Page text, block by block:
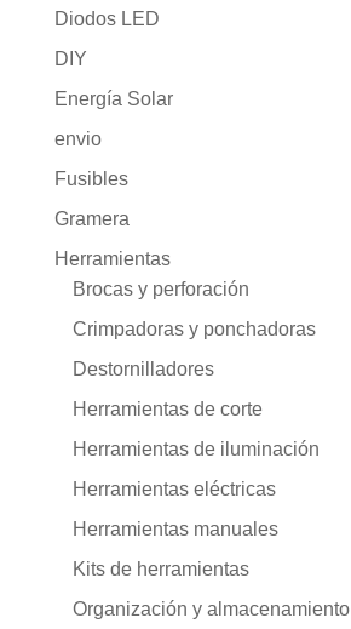
Diodos LED
DIY
Energía Solar
envio
Fusibles
Gramera
Herramientas
Brocas y perforación
Crimpadoras y ponchadoras
Destornilladores
Herramientas de corte
Herramientas de iluminación
Herramientas eléctricas
Herramientas manuales
Kits de herramientas
Organización y almacenamiento